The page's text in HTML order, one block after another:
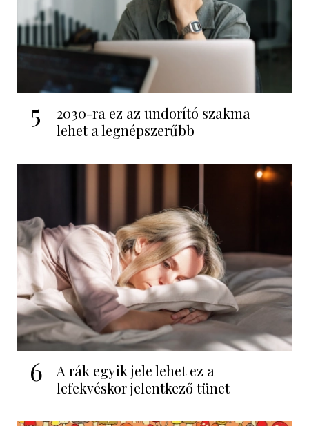
5
2030-ra ez az undorító szakma
lehet a legnépszerűbb
6
A rák egyik jele lehet ez a
lefekvéskor jelentkező tünet